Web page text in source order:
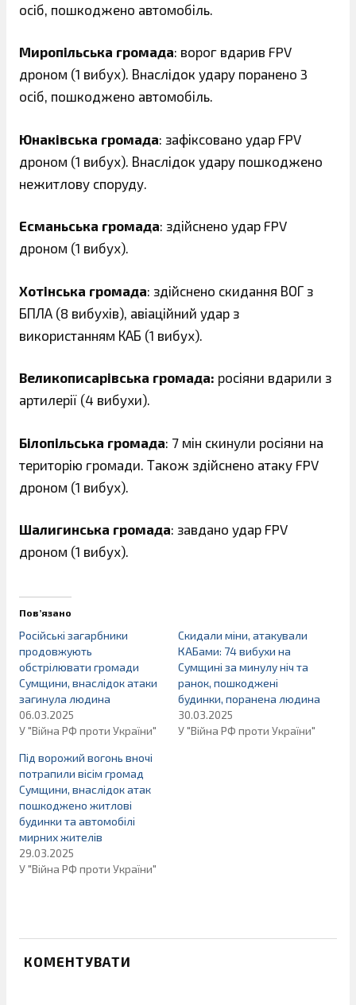
осіб, пошкоджено автомобіль.
Миропільська громада: ворог вдарив FPV
дроном (1 вибух). Внаслідок удару поранено 3
осіб, пошкоджено автомобіль.
Юнаківська громада: зафіксовано удар FPV
дроном (1 вибух). Внаслідок удару пошкоджено
нежитлову споруду.
Есманьська громада: здійснено удар FPV
дроном (1 вибух).
Хотінська громада: здійснено скидання ВОГ з
БПЛА (8 вибухів), авіаційний удар з
використанням КАБ (1 вибух).
Великописарівська громада: росіяни вдарили з
артилерії (4 вибухи).
Білопільська громада: 7 мін скинули росіяни на
територію громади. Також здійснено атаку FPV
дроном (1 вибух).
Шалигинська громада: завдано удар FPV
дроном (1 вибух).
Пов’язано
Російські загарбники
продовжують
обстрілювати громади
Сумщини, внаслідок атаки
загинула людина
06.03.2025
У "Війна РФ проти України"
Скидали міни, атакували
КАБами: 74 вибухи на
Сумщині за минулу ніч та
ранок, пошкоджені
будинки, поранена людина
30.03.2025
У "Війна РФ проти України"
Під ворожий вогонь вночі
потрапили вісім громад
Сумщини, внаслідок атак
пошкоджено житлові
будинки та автомобілі
мирних жителів
29.03.2025
У "Війна РФ проти України"
КОМЕНТУВАТИ